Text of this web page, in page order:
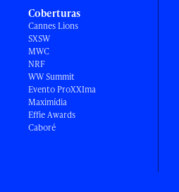
Coberturas
Cannes Lions
SXSW
MWC
NRF
WW Summit
Evento ProXXIma
Maximídia
Effie Awards
Caboré